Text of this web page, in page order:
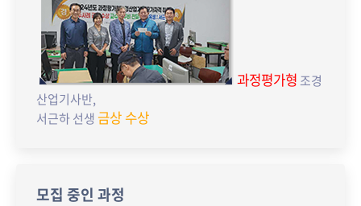
과정평가형조경
산업기사반,
서근하 선생 금상 수상
모집 중인 과정